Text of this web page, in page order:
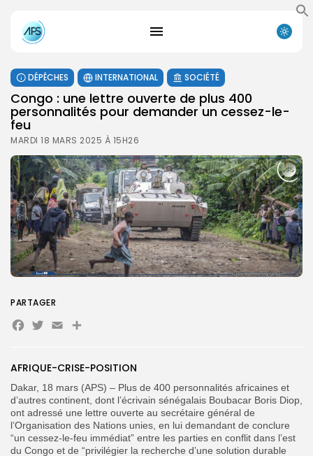
Search
for:
Search
Button
FR
DÉPÊCHES INTERNATIONAL SOCIÉTÉ
Congo : une lettre ouverte de plus 400
personnalités pour demander un cessez-le-
feu
MARDI 18 MARS 2025 À 15H26
AFRIQUE-CRISE-POSITION
Dakar, 18 mars (APS) – Plus de 400 personnalités africaines et
d’autres continent, dont l’écrivain sénégalais Boubacar Boris Diop,
ont adressé une lettre ouverte au secrétaire général de
l’Organisation des Nations unies, en lui demandant de conclure
“un cessez-le-feu immédiat” entre les parties en conflit dans l’est
du Congo et de “privilégier la recherche d’une solution durable
PARTAGER
Facebook
Twitter
EmailPartager